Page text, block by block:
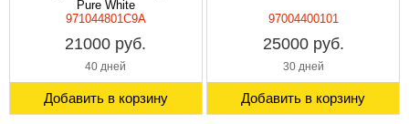
Pure White
971044801C9A
21000 руб.
40 дней
Добавить в корзину
97004400101
25000 руб.
30 дней
Добавить в корзину